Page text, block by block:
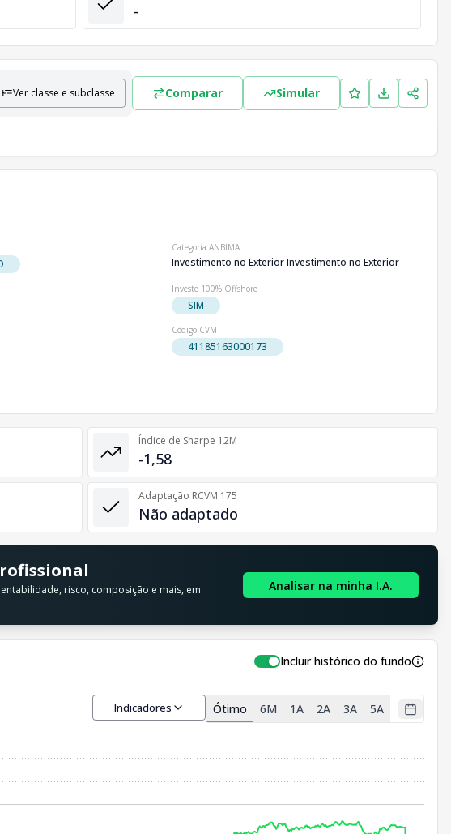
-
Ver classe e subclasse Comparar Simular
Categoria ANBIMA
Investimento no Exterior Investimento no Exterior
Investe 100% Offshore
SIM
Código CVM
41185163000173
Índice de Sharpe 12M
-1,58
Adaptação RCVM 175
Não adaptado
risco, composição e mais, em
Analisar na minha I.A.
Incluir histórico do fundo
Indicadores Ótimo 6M 1A 2A 3A 5A